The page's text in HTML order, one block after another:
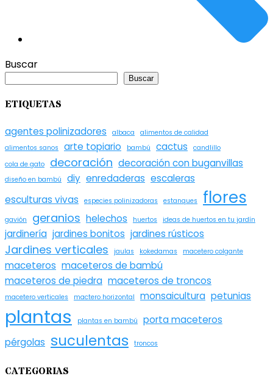
Buscar
Buscar
ETIQUETAS
agentes polinizadores albaca
alimentos de calidad
alimentos sanos
arte topiario bambú cactus
candlillo
cola de gato
decoración decoración con buganvillas
diseño en bambú diy enredaderas escaleras
esculturas vivas
especies polinizadoras estanques flores
gavión geranios helechos huertos ideas de huertos en tu jardín
jardinería jardines bonitos jardines rústicos
Jardines verticales jaulas kokedamas macetero colgante
maceteros maceteros de bambú
maceteros de piedra maceteros de troncos
macetero verticales mactero horizontal monsaicultura petunias
plantas plantas en bambú
porta maceteros
pérgolas suculentas troncos
CATEGORIAS